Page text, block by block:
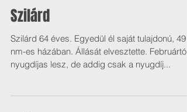
Szilárd
Szilárd 64 éves. Egyedül él saját tulajdonú, 49
nm-es házában. Állását elvesztette. Februártól
nyugdíjas lesz, de addig csak a nyugdíj...